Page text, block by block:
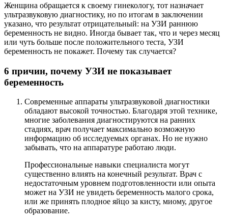
Женщина обращается к своему гинекологу, тот назначает
ультразвуковую диагностику, но по итогам в заключении
указано, что результат отрицательный: на УЗИ раннюю
беременность не видно. Иногда бывает так, что и через месяц
или чуть больше после положительного теста, УЗИ
беременность не покажет. Почему так случается?
6 причин, почему УЗИ не показывает
беременность
Современные аппараты ультразвуковой диагностики
обладают высокой точностью. Благодаря этой технике,
многие заболевания диагностируются на ранних
стадиях, врач получает максимально возможную
информацию об исследуемых органах. Но не нужно
забывать, что на аппаратуре работаю люди.
Профессиональные навыки специалиста могут
существенно влиять на конечный результат. Врач с
недостаточным уровнем подготовленности или опыта
может на УЗИ не увидеть беременность малого срока,
или же принять плодное яйцо за кисту, миому, другое
образование.